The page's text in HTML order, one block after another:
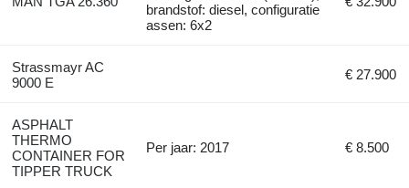
brandstof: diesel, configuratie
assen: 6x2
Strassmayr AC
9000 E
€ 27.900
ASPHALT
THERMO
CONTAINER FOR
TIPPER TRUCK
Per jaar: 2017 € 8.500